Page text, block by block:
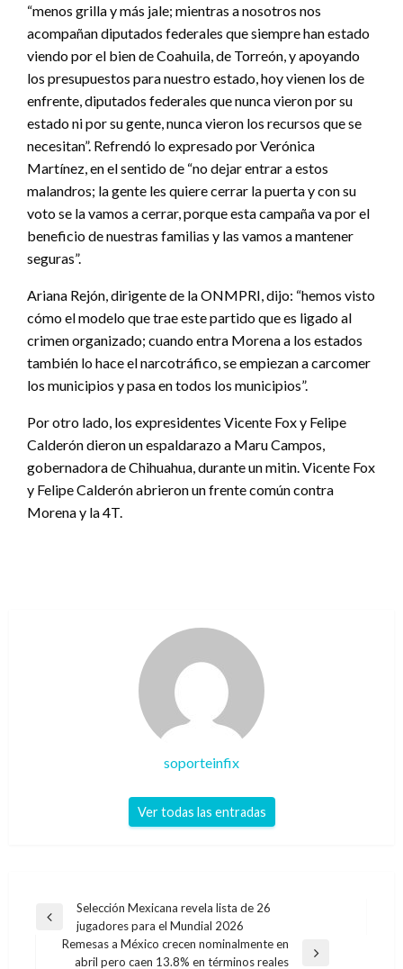
“menos grilla y más jale; mientras a nosotros nos
acompañan diputados federales que siempre han estado
viendo por el bien de Coahuila, de Torreón, y apoyando
los presupuestos para nuestro estado, hoy vienen los de
enfrente, diputados federales que nunca vieron por su
estado ni por su gente, nunca vieron los recursos que se
necesitan”. Refrendó lo expresado por Verónica
Martínez, en el sentido de “no dejar entrar a estos
malandros; la gente les quiere cerrar la puerta y con su
voto se la vamos a cerrar, porque esta campaña va por el
beneficio de nuestras familias y las vamos a mantener
seguras”.
Ariana Rejón, dirigente de la ONMPRI, dijo: “hemos visto
cómo el modelo que trae este partido que es ligado al
crimen organizado; cuando entra Morena a los estados
también lo hace el narcotráfico, se empiezan a carcomer
los municipios y pasa en todos los municipios”.
Por otro lado, los expresidentes Vicente Fox y Felipe
Calderón dieron un espaldarazo a Maru Campos,
gobernadora de Chihuahua, durante un mitin. Vicente Fox
y Felipe Calderón abrieron un frente común contra
Morena y la 4T.
soporteinfix
Ver todas las entradas
Navegación
entradas
Entrada
anterior
Selección Mexicana revela lista de 26
jugadores para el Mundial 2026
Entrada
Remesas a México crecen nominalmente en
abril pero caen 13.8% en términos reales